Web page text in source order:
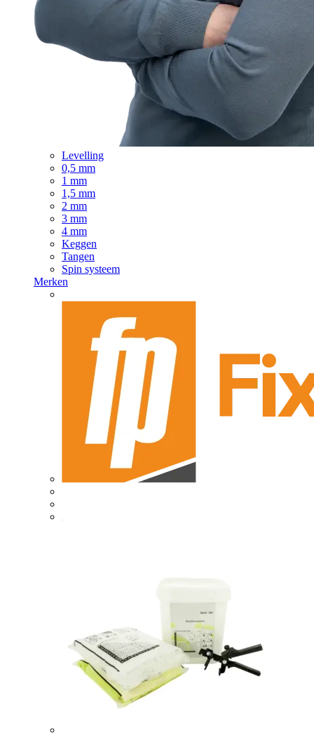
Levelling
0,5 mm
1 mm
1,5 mm
2 mm
3 mm
4 mm
Keggen
Tangen
Spin systeem
Merken